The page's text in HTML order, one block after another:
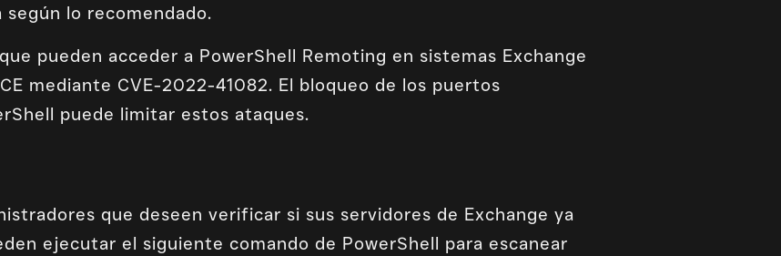
lo recomendado.
pueden acceder a PowerShell Remoting en sistemas Exchange
mediante CVE-2022-41082. El bloqueo de los puertos
puede limitar estos ataques.
que deseen verificar si sus servidores de Exchange ya
ejecutar el siguiente comando de PowerShell para escanear